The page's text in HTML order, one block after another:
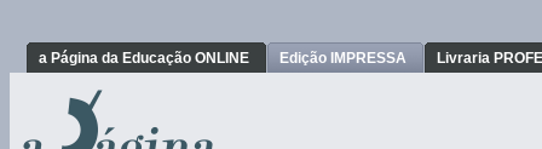
a Página da Educação ONLINE Edição IMPRESSA Livraria